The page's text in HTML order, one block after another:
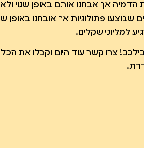
הדמיה אך אבחנו אותם באופן שגוי ולא
פתולוגיות אך אובחנו באופן
למליוני שקלים.
צרו קשר עוד היום וקבלו את